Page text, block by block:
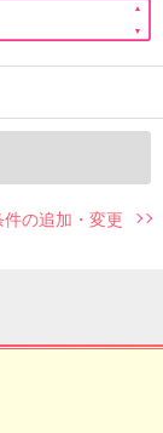
件の追加・変更